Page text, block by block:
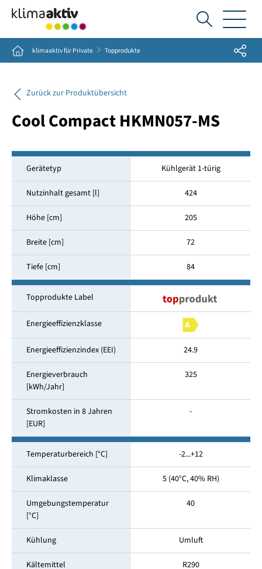
Ich
suche...
Home klimaaktiv für Private Topprodukte Share
Zurück zur Produktübersicht
Cool Compact HKMN057-MS
Gerätetyp Kühlgerät 1-türig
Nutzinhalt gesamt [l] 424
Höhe [cm] 205
Breite [cm] 72
Tiefe [cm] 84
Topprodukte Label
Energieeffizienzklasse
Energieeffizienzindex (EEI) 24.9
Energieverbrauch
[kWh/Jahr]
325
Stromkosten in 8 Jahren
[EUR]
-
Temperaturbereich [°C] -2...+12
Klimaklasse 5 (40°C, 40% RH)
Umgebungstemperatur
[°C]
40
Kühlung Umluft
Kältemittel R290